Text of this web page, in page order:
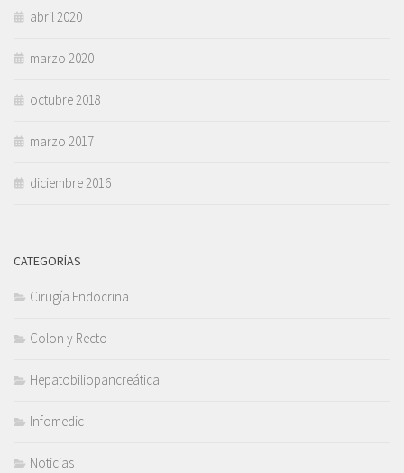
abril 2020
marzo 2020
octubre 2018
marzo 2017
diciembre 2016
CATEGORÍAS
Cirugía Endocrina
Colon y Recto
Hepatobiliopancreática
Infomedic
Noticias